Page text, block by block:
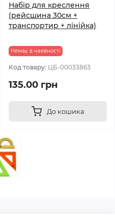
Набір для креслення
(рейсшина 30см +
транспортир + лінійка)
Немає в наявності
Код товару: ЦБ-00033863
135.00 грн
До кошика